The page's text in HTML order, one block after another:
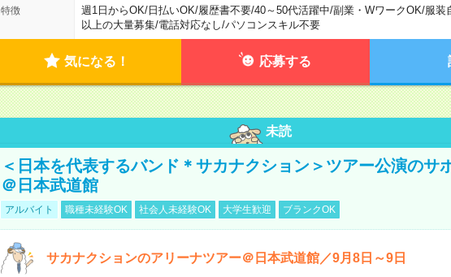
特徴 週1日からOK/日払いOK/履歴書不要/40～50代活躍中/副業・WワークOK/服装
以上の大量募集/電話対応なし/パソコンスキル不要
気になる！ 応募する
未読
＜日本を代表するバンド＊サカナクション＞ツアー公演のサ
＠日本武道館
アルバイト 職種未経験OK 社会人未経験OK 大学生歓迎 ブランクOK
サカナクションのアリーナツアー＠日本武道館／9月8日～9日